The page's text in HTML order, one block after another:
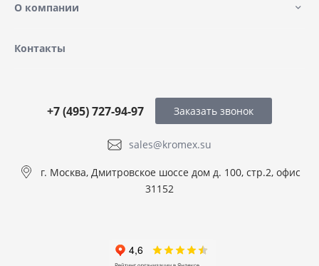
О компании
Контакты
sales@kromex.su
+7 (495) 727-94-97
г. Москва, Дмитровское шоссе дом д. 100, стр.2, офис
31152
Заказать звонок